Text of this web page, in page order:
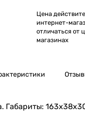
Цена
интернет-
отличаться от
магазинах
Габариты: